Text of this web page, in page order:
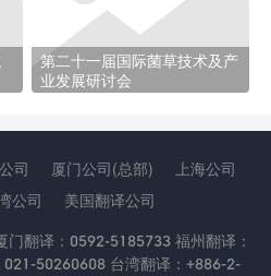
第二十一届国际菌草技术及产
业发展研讨会
司 厦门公司(总部)
上海公司
公司 美国翻译公司
翻译：0592-5185733 福州翻译：
50260608 台湾翻译：+886-2-